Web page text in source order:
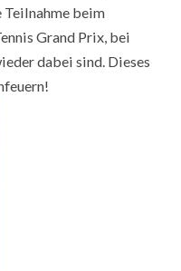
Teilnahme beim
Grand Prix, bei
dabei sind. Dieses